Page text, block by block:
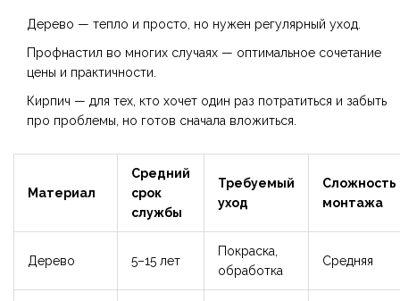
Дерево — тепло и просто, но нужен регулярный уход.
Профнастил во многих случаях — оптимальное сочетание
цены и практичности.
Кирпич — для тех, кто хочет один раз потратиться и забыть
про проблемы, но готов сначала вложиться.
Материал
Средний
срок
службы
Требуемый
уход
Сложность
монтажа
Дерево 5–15 лет
Покраска,
обработка
Средняя